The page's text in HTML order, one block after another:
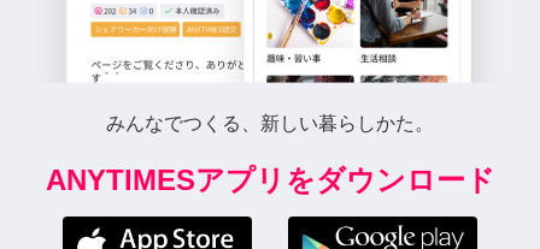
みんなでつくる、新しい暮らしかた。
ANYTIMESアプリをダウンロード